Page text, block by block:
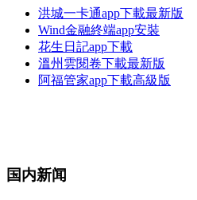
洪城一卡通app下載最新版
Wind金融終端app安裝
花生日記app下載
溫州雲閱卷下載最新版
阿福管家app下載高級版
国内新闻